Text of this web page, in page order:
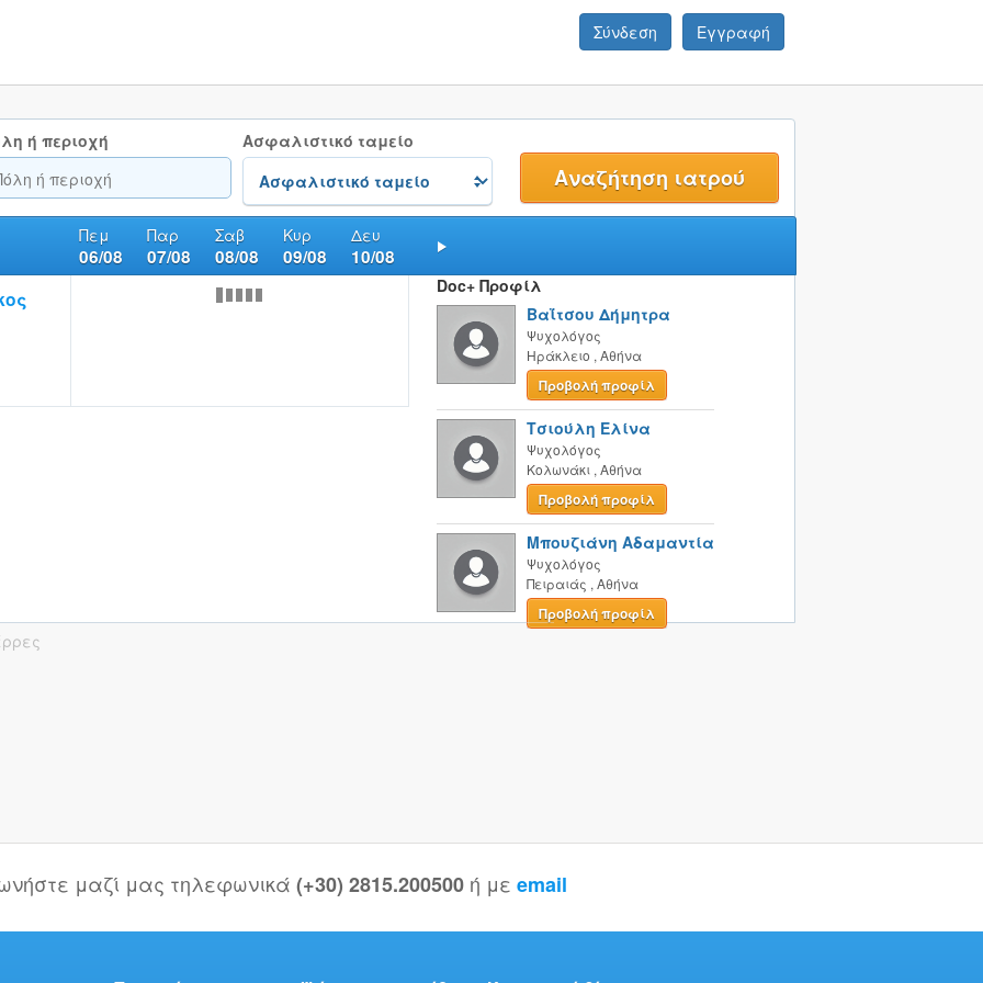
Σύνδεση Εγγραφή
ή περιοχή Ασφαλιστικό ταμείο
Πεμ
06/08
Παρ
07/08
Σαβ
08/08
Κυρ
09/08
Δευ
10/08
Doc+ Προφίλ
Βαΐτσου Δήμητρα
Ψυχολόγος
Ηράκλειο , Αθήνα
Προβολή προφίλ
Τσιούλη Ελίνα
Ψυχολόγος
Κολωνάκι , Αθήνα
Προβολή προφίλ
Μπουζιάνη Αδαμαντία
Ψυχολόγος
Πειραιάς , Αθήνα
Προβολή προφίλ
μαζί μας τηλεφωνικά (+30) 2815.200500 ή με email